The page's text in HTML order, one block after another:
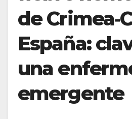
de
España:
una
emergente